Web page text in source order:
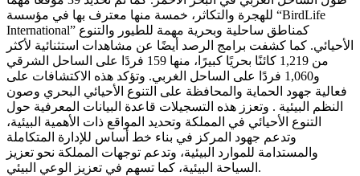
للهجرة والتكاثر، خمسة منها معترف بها في مؤسسة “BirdLife
International” كمناطق ساحلية وبحرية مهمة للطيور والتنوع
الأحيائي. كما كشفت برامج الرصد أيضًا عن مشاهدات استثنائية لأكثر
من 1,219 كائنًا بحريًا كبيرًا، منها 159 فردًا على الساحل الشرقي
و1,060 فردًا على الساحل الغربي. وتؤكد هذه الاكتشافات على
فعالية جهود الحماية والمحافظة على التنوع الأحيائي البحري وصون
النظم البيئية . وتعزز هذه التسجيلات قاعدة البيانات المعرفية حول
التنوع الأحيائي في المملكة وتحديد المواقع ذات الأهمية البيئية،
وتدعم جهود المركز في بناء خط أساس للإدارة المتكاملة
والمستدامة للموارد البيئية، وتدعم توجهات المملكة نحو تعزيز
السياحة البيئية، كما تسهم في تعزيز الوعي البيئي.